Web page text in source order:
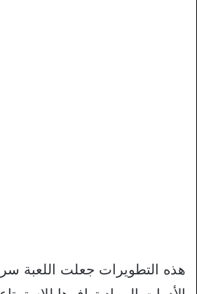
هذه التطويرات جعلت اللعبة